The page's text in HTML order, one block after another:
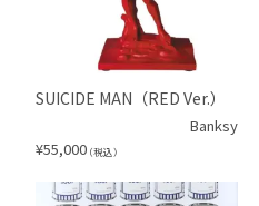
SUICIDE MAN（RED Ver.）
Banksy
¥55,000 （税込）